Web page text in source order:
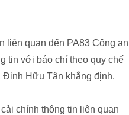
liên quan đến PA83 Công an
tin với báo chí theo quy chế
Đinh Hữu Tân khẳng định.
chính thông tin liên quan